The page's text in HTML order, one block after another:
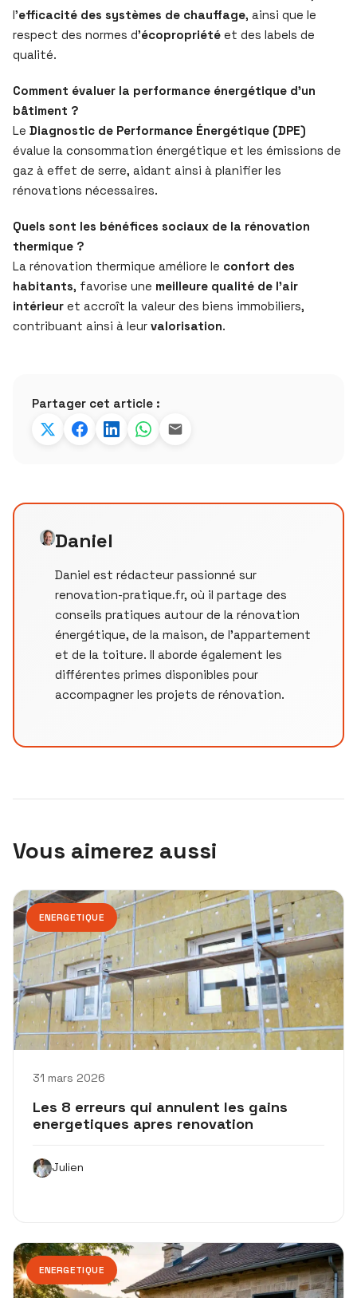
l’efficacité des systèmes de chauffage, ainsi que le
respect des normes d’écopropriété et des labels de
qualité.
Comment évaluer la performance énergétique d’un
bâtiment ?
Le Diagnostic de Performance Énergétique (DPE)
évalue la consommation énergétique et les émissions de
gaz à effet de serre, aidant ainsi à planifier les
rénovations nécessaires.
Quels sont les bénéfices sociaux de la rénovation
thermique ?
La rénovation thermique améliore le confort des
habitants, favorise une meilleure qualité de l’air
intérieur et accroît la valeur des biens immobiliers,
contribuant ainsi à leur valorisation.
Partager cet article :
Daniel
Daniel est rédacteur passionné sur
renovation-pratique.fr, où il partage des
conseils pratiques autour de la rénovation
énergétique, de la maison, de l’appartement
et de la toiture. Il aborde également les
différentes primes disponibles pour
accompagner les projets de rénovation.
Vous aimerez aussi
ENERGETIQUE
31 mars 2026
Les 8 erreurs qui annulent les gains
energetiques apres renovation
Julien
ENERGETIQUE